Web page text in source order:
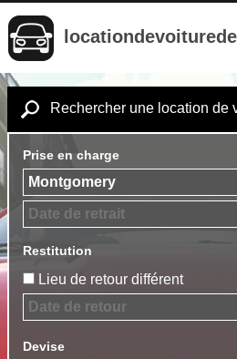
Rechercher une location de
Prise en charge
Restitution
Lieu de retour différent
Devise